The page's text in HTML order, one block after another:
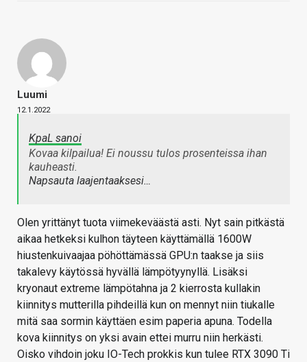
Luumi
12.1.2022
KpaL sanoi
Kovaa kilpailua! Ei noussu tulos prosenteissa ihan
kauheasti.
Napsauta laajentaaksesi…
Olen yrittänyt tuota viimekeväästä asti. Nyt sain pitkästä
aikaa hetkeksi kulhon täyteen käyttämällä 1600W
hiustenkuivaajaa pöhöttämässä GPU:n taakse ja siis
takalevy käytössä hyvällä lämpötyynyllä. Lisäksi
kryonaut extreme lämpötahna ja 2 kierrosta kullakin
kiinnitys mutterilla pihdeillä kun on mennyt niin tiukalle
mitä saa sormin käyttäen esim paperia apuna. Todella
kova kiinnitys on yksi avain ettei murru niin herkästi.
Oisko vihdoin joku IO-Tech prokkis kun tulee RTX 3090 Ti